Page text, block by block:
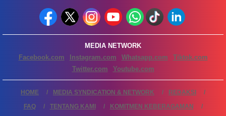
MEDIA NETWORK
Facebook.com
Instagram.com Whatsapp.com
Tiktok.com
Twitter.com
Youtube.com
HOME MEDIA SYNDICATION & NETWORK
REDAKSI
FAQ
TENTANG KAMI
KOMITMEN KEBERAGAMAN